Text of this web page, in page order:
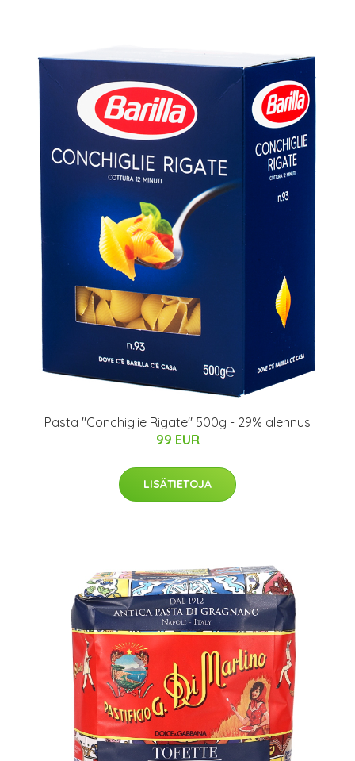
Pasta "Conchiglie Rigate" 500g - 29% alennus
99 EUR
LISÄTIETOJA